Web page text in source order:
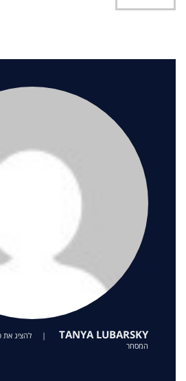
TANYA LUBARSKY
|
להציג את
המסחר